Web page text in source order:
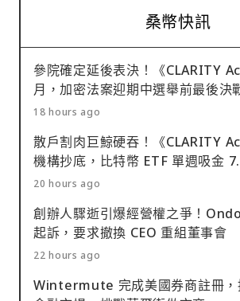
桑幣快訊
參院確定延後表決！《CLARITY
月，加密法案迎期中選舉前最後決
18 hours ago
散戶割肉巨鯨硬吞！《CLARITY
機構抄底，比特幣 ETF 單週吸金
20 hours ago
創辦人驟逝引爆經營權之爭！
起訴，要求撤換 CEO 重組董事會
22 hours ago
Wintermute 完成美國券商註冊，